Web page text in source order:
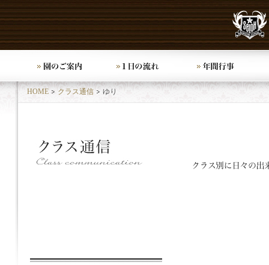
HOME クラス通信 ゆり